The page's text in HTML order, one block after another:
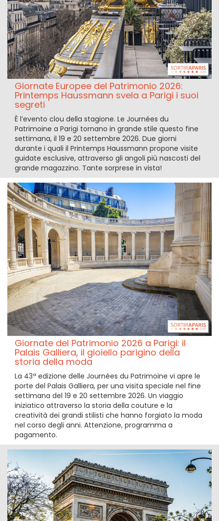
Giornate Europee del Patrimonio 2026:
Printemps Haussmann svela a Parigi i suoi
segreti
È l’evento clou della stagione. Le Journées du
Patrimoine a Parigi tornano in grande stile questo fine
settimana, il 19 e 20 settembre 2026. Due giorni
durante i quali il Printemps Haussmann propone visite
guidate esclusive, attraverso gli angoli più nascosti del
grande magazzino. Tante sorprese in vista!
Giornate del Patrimonio 2026 a Parigi: il
Palais Galliera, il gioiello parigino della
storia della moda
La 43ª edizione delle Journées du Patrimoine vi apre le
porte del Palais Galliera, per una visita speciale nel fine
settimana del 19 e 20 settembre 2026. Un viaggio
iniziatico attraverso la storia della couture e la
creatività dei grandi stilisti che hanno forgiato la moda
nel corso degli anni. Attenzione, programma a
pagamento.